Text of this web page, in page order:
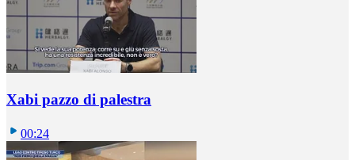
Xabi pazzo di palestra
00:24